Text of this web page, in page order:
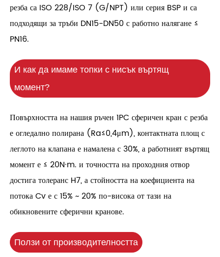
резба са ISO 228/ISO 7 (G/NPT) или серия BSP и са
подходящи за тръби DN15-DN50 с работно налягане ≤
PN16.
И как да имаме топки с нисък въртящ
момент?
Повърхността на нашия ръчен 1PC сферичен кран с резба
е огледално полирана (Ra≤0,4μm), контактната площ с
леглото на клапана е намалена с 30%, а работният въртящ
момент е ≤ 20N·m. и точността на проходния отвор
достига толеранс H7, а стойността на коефициента на
потока Cv е с 15% ~ 20% по-висока от тази на
обикновените сферични кранове.
Ползи от производителността